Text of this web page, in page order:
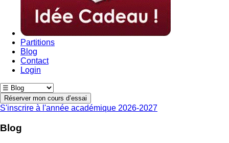
Partitions
Blog
Contact
Login
Réserver mon cours d’essai
S'inscrire à l'année académique 2026-2027
Blog